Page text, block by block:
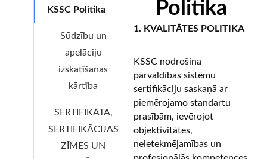
KSSC Politika
Sūdzību un
apelāciju
izskatīšanas
kārtība
SERTIFIKĀTA,
SERTIFIKĀCIJAS
ZĪMES UN
Politika
1. KVALITĀTES POLITIKA
KSSC nodrošina
pārvaldības sistēmu
sertifikāciju saskaņā ar
piemērojamo standartu
prasībām, ievērojot
objektivitātes,
neietekmējamības un